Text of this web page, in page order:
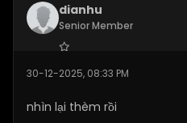
dianhu
Senior Member
Posts:269
30-12-2025, 08:33 PM
nhìn lại thèm rồi